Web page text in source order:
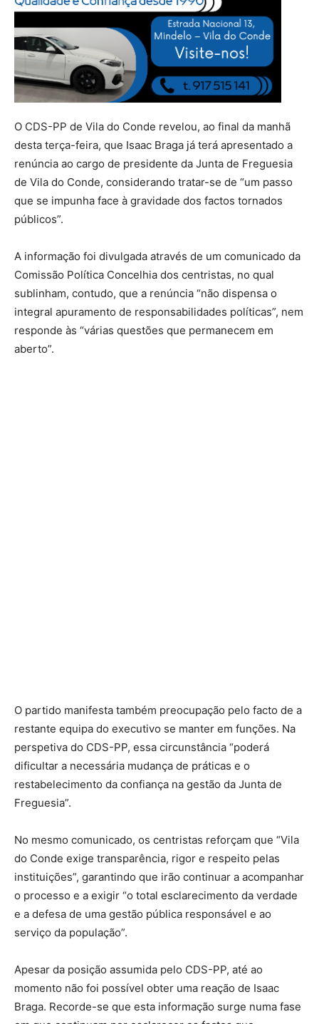
O CDS-PP de Vila do Conde revelou, ao final da manhã
desta terça-feira, que Isaac Braga já terá apresentado a
renúncia ao cargo de presidente da Junta de Freguesia
de Vila do Conde, considerando tratar-se de “um passo
que se impunha face à gravidade dos factos tornados
públicos”.
A informação foi divulgada através de um comunicado da
Comissão Política Concelhia dos centristas, no qual
sublinham, contudo, que a renúncia “não dispensa o
integral apuramento de responsabilidades políticas”, nem
responde às “várias questões que permanecem em
aberto”.
O partido manifesta também preocupação pelo facto de a
restante equipa do executivo se manter em funções. Na
perspetiva do CDS-PP, essa circunstância “poderá
dificultar a necessária mudança de práticas e o
restabelecimento da confiança na gestão da Junta de
Freguesia”.
No mesmo comunicado, os centristas reforçam que “Vila
do Conde exige transparência, rigor e respeito pelas
instituições”, garantindo que irão continuar a acompanhar
o processo e a exigir “o total esclarecimento da verdade
e a defesa de uma gestão pública responsável e ao
serviço da população”.
Apesar da posição assumida pelo CDS-PP, até ao
momento não foi possível obter uma reação de Isaac
Braga. Recorde-se que esta informação surge numa fase